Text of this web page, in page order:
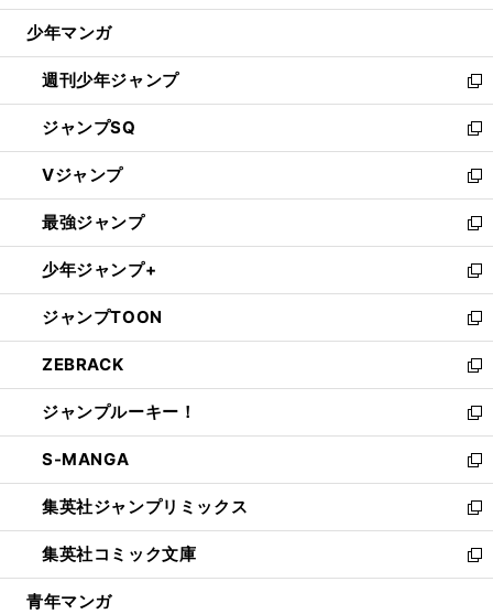
ウ
開
く
少年マンガ
週刊少年ジャンプ
新
し
い
ウ
ィ
ン
ド
ウ
で
開
く
ジャンプSQ
新
し
い
ウ
ィ
ン
ド
ウ
で
開
く
Vジャンプ
新
し
い
ウ
ィ
ン
ド
ウ
で
開
く
最強ジャンプ
新
し
い
ウ
ィ
ン
ド
ウ
で
開
く
少年ジャンプ+
新
し
い
ウ
ィ
ン
ド
ウ
で
開
く
ジャンプTOON
新
し
い
ウ
ィ
ン
ド
ウ
で
開
く
ZEBRACK
新
し
い
ウ
ィ
ン
ド
ウ
で
開
ジャンプルーキー！
新
し
い
ウ
ィ
ン
ド
ウ
S-MANGA
新
し
い
ウ
ィ
ン
集英社ジャンプリミックス
新
し
い
ウ
集英社コミック文庫
新
し
青年マンガ